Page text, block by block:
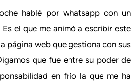
hablé por whatsapp con un
el que me animó a escribir este
página web que gestiona con sus
que fue entre su poder de
en frío la que me ha